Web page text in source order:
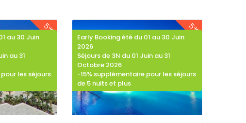
5%
au 30 Juin
au 31
les séjours
5%
Early Booking été du 01 au 30 Juin
2026
Séjours de 3N du 01 Juin au 31
Octobre 2026
-15% supplémentaire pour les séjours
de 5 nuits et plus